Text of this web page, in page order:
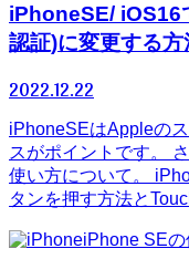
iPhoneSE/ iOS16
認証)に変更する方
2022.12.22
iPhoneSEはAppleの
スがポイントです。
使い方について。
タンを押す方法と
iPhone SE